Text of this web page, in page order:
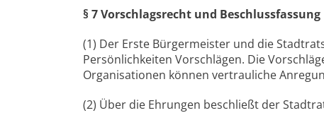
§ 7 Vorschlagsrecht und Beschlussfassung
(1) Der Erste Bürgermeister und die
Persönlichkeiten Vorschlägen. Die
Organisationen können vertrauliche
(2) Über die Ehrungen beschließt der